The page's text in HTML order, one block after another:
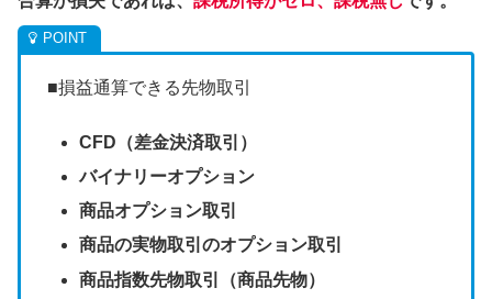
■損益通算できる先物取引
CFD（差金決済取引）
バイナリーオプション
商品オプション取引
商品の実物取引のオプション取引
商品指数先物取引（商品先物）